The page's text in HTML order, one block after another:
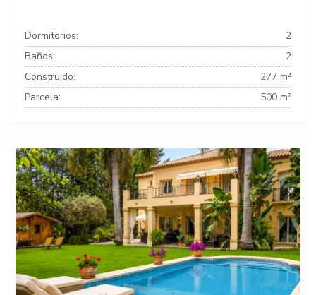
Dormitorios:
2
Baños:
2
Construido:
277 m²
Parcela:
500 m²